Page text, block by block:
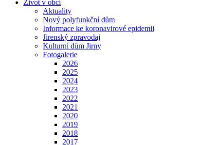
Život v obci
Aktuality
Nový polyfunkční dům
Informace ke koronavirové epidemii
Jirenský zpravodaj
Kulturní dům Jirny
Fotogalerie
2026
2025
2024
2023
2022
2021
2020
2019
2018
2017